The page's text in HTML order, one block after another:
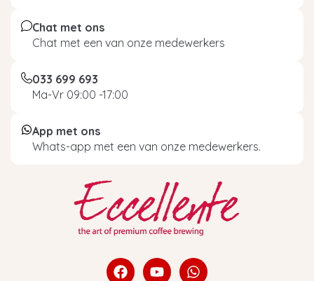
Chat met ons
Chat met een van onze medewerkers
033 699 693
Ma-Vr 09:00 -17:00
App met ons
Whats-app met een van onze medewerkers.